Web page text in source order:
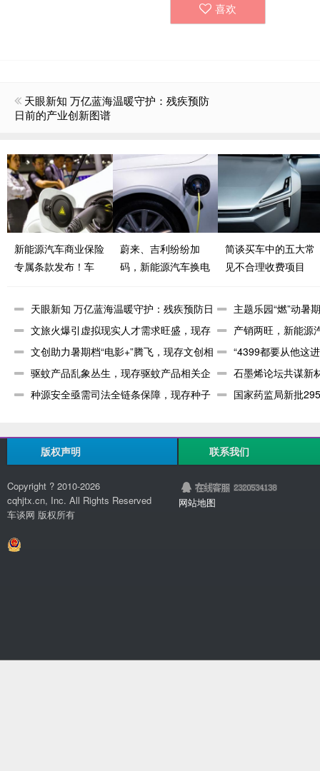
喜欢
天眼新知 万亿蓝海温暖守护：残疾预防
日前的产业创新图谱
新能源汽车商业保险
专属条款发布！车
桩均纳入保障范围
蔚来、吉利纷纷加
码，新能源汽车换电
简谈买车中的五大常
见不合理收费项目
天眼新知 万亿蓝海温暖守护：残疾预防日
前的产
主题乐园“燃”动暑
关企业
文旅火爆引虚拟现实人才需求旺盛，现存
沉浸式经
产销两旺，新能源
家
文创助力暑期档“电影+”腾飞，现存文创相
关企
“4399都要从他这
企
驱蚊产品乱象丛生，现存驱蚊产品相关企
业超97
石墨烯论坛共谋新
料相关企
种源安全亟需司法全链条保障，现存种子
国家药监局新批
版权声明
Copyright ? 2010-2026
cqhjtx.cn, Inc. All Rights Reserved
车谈网 版权所有
联系我们
网站地图